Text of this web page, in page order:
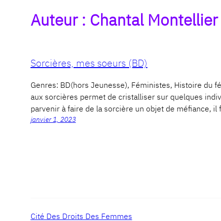
Auteur : Chantal Montellier
Sorcières, mes soeurs (BD)
Genres: BD(hors Jeunesse), Féministes, Histoire du
aux sorcières permet de cristalliser sur quelques
parvenir à faire de la sorcière un objet de méfiance, il
janvier 1, 2023
Cité Des Droits Des Femmes